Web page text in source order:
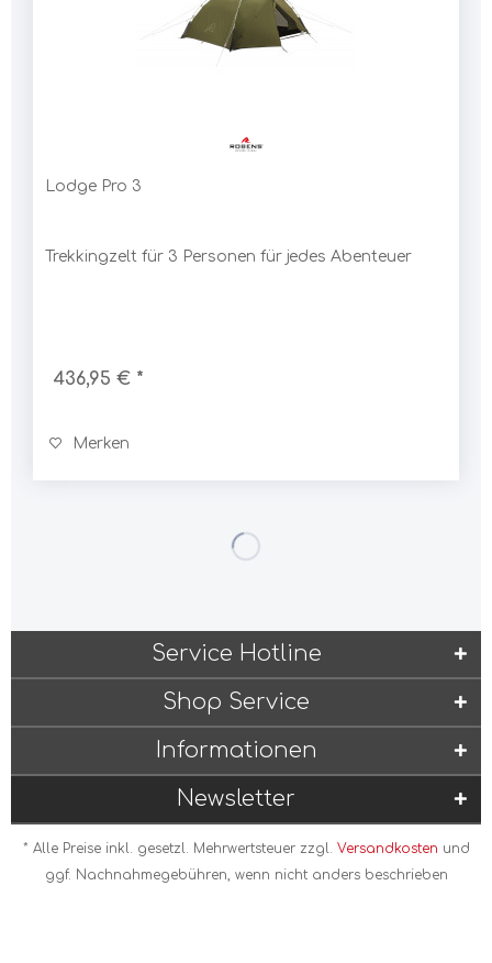
Lodge Pro 3
Trekkingzelt für 3 Personen für jedes Abenteuer
436,95 € *
Merken
Service Hotline
Shop Service
Informationen
Newsletter
* Alle Preise inkl. gesetzl. Mehrwertsteuer zzgl. Versandkosten und
ggf. Nachnahmegebühren, wenn nicht anders beschrieben